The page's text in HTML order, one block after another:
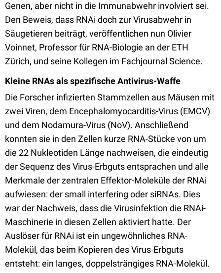
Genen, aber nicht in die Immunabwehr involviert sei.
Den Beweis, dass RNAi doch zur Virusabwehr in
Säugetieren beiträgt, veröffentlichen nun Olivier
Voinnet, Professor für RNA-Biologie an der ETH
Zürich, und seine Kollegen im Fachjournal Science.
Kleine RNAs als spezifische Antivirus-Waffe
Die Forscher infizierten Stammzellen aus Mäusen mit
zwei Viren, dem Encephalomyocarditis-Virus (EMCV)
und dem Nodamura-Virus (NoV). Anschließend
konnten sie in den Zellen kurze RNA-Stücke von um
die 22 Nukleotiden Länge nachweisen, die eindeutig
der Sequenz des Virus-Erbguts entsprachen und alle
Merkmale der zentralen Effektor-Moleküle der RNAi
aufwiesen: der small interfering oder siRNAs. Dies
war der Nachweis, dass die Virusinfektion die RNAi-
Maschinerie in diesen Zellen aktiviert hatte. Der
Auslöser für RNAi ist ein ungewöhnliches RNA-
Molekül, das beim Kopieren des Virus-Erbguts
entsteht: ein langes, doppelsträngiges RNA-Molekül.